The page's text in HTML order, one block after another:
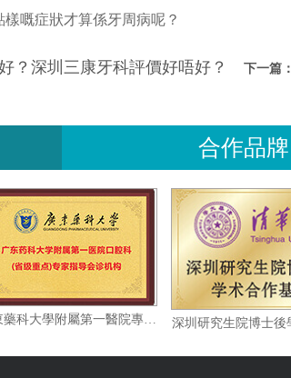
嘅症狀才算係牙周病呢？
？深圳三康牙科評價好唔好？ 下一篇：
合作品牌
廣東藥科大學附屬第一醫院專家指導會診機构